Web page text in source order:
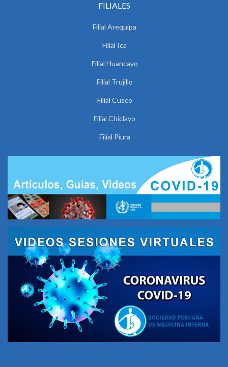
FILIALES
Filial Arequipa
Filial Ica
Filial Huancayo
Filial Trujillo
Filial Cusco
Filial Chiclayo
Filial Piura